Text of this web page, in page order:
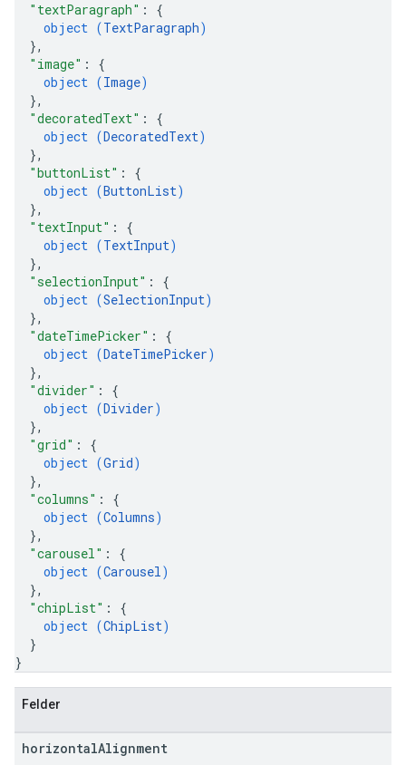
"textParagraph" : {
object (TextParagraph)
},
"image" : {
object (Image)
},
"decoratedText" : {
object (DecoratedText)
},
"buttonList" : {
object (ButtonList)
},
"textInput" : {
object (TextInput)
},
"selectionInput" : {
object (SelectionInput)
},
"dateTimePicker" : {
object (DateTimePicker)
},
"divider" : {
object (Divider)
},
"grid" : {
object (Grid)
},
"columns" : {
object (Columns)
},
"carousel" : {
object (Carousel)
},
"chipList" : {
object (ChipList)
}
}
Felder
horizontalAlignment